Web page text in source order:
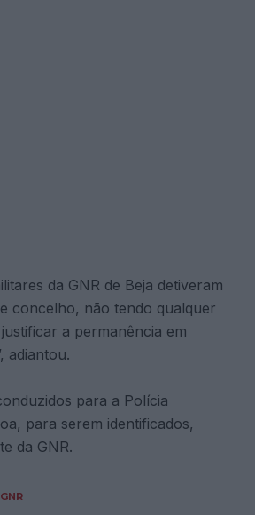
da GNR de Beja detiveram
concelho, não tendo qualquer
a permanência em
adiantou.
para a Polícia
para serem identificados,
da GNR.
GNR